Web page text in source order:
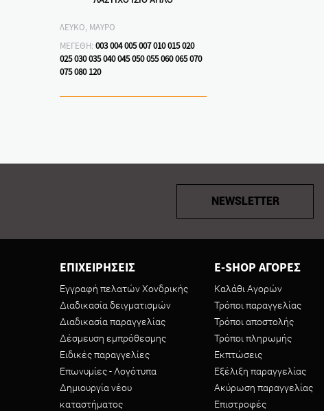
ΛΕΥΚΟ, ΜΑΥΡΟ
ΜΕΓΕΘΗ: 003004005007010015020
025030035040045050055060065070
075080 120
NEWSLETTER
ΕΠΙΧΕΙΡΗΣΕΙΣ
Εγγραφή πελατών Χονδρικής
Διαδικασία δειγματισμών
Διαδικασία παραγγελίας
Δέσμευση εμπρόθεσμης
Ειδικές παραγγελίες
Επωνυμίες - Λογότυπα
Δημιουργία νέου
καταστήματος
E-SHOP ΑΓΟΡΕΣ
Καλάθι Αγορών
Τρόποι παραγγελίας
Τρόποι αποστολής
Τρόποι πληρωμής
Εκπτώσεις
Εξέλιξη παραγγελίας
Ακύρωση παραγγελίας
Επιστροφές